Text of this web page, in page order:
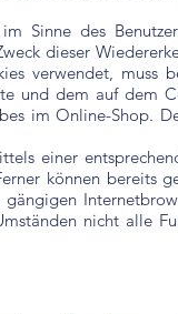
Sinne des
dieser
verwendet, muss
und dem auf dem
im Online-Shop.
einer
können bereits
nicht alle